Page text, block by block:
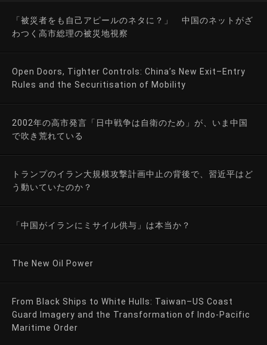
「被災者をも自己アピールのネタに？」 中国のネットがざ
わつく高市総理の被災地視察
Open Doors, Tighter Controls: China’s New Exit–Entry
Rules and the Securitisation of Mobility
2002年の高市発言「日中戦争は自衛のため」が、いま中国
で吹き荒れている
トランプのイラン大規模攻撃計画中止の背後で、習近平はど
う動いていたのか？
「中国がイランにミサイル供与」は本当か？
The New Oil Power
From Black Ships to White Hulls: Taiwan–US Coast
Guard Imagery and the Transformation of Indo-Pacific
Maritime Order